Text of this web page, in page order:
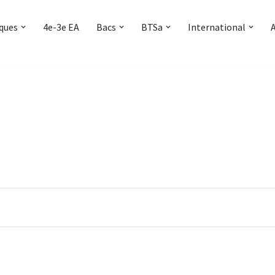
4e-3e EA Bacs BTSa International